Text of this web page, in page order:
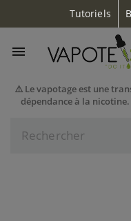
Tutoriels
⚠️ Le vapotage est une
dépendance à la
